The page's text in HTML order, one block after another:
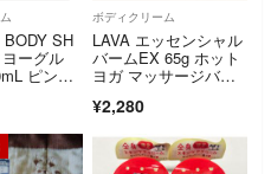
SH
ーグル
ピンク
ボディクリーム
LAVA エッセンシャル
バームEX 65g ホット
ヨガ マッサージバー
¥2,280